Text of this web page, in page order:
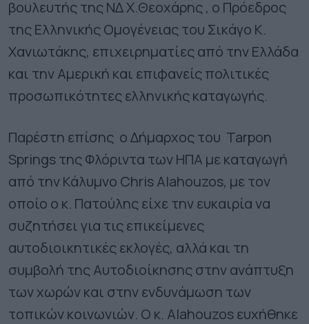
βουλευτής της ΝΔ Χ.Θεοχάρης , o Πρόεδρος
της Ελληνικής Ομογένειας του Σικάγο Κ.
Χανιωτάκης, επιχειρηματίες από την Ελλάδα
και την Αμερική και επιφανείς πολιτικές
προσωπικότητες ελληνικής καταγωγής.
Παρέστη επίσης ο Δήμαρχος του Tarpon
Springs της Φλόριντα των ΗΠΑ με καταγωγή
από την Κάλυμνο Chris Alahouzos, με τον
οποίο ο κ. Πατούλης είχε την ευκαιρία να
συζητήσει για τις επικείμενες
αυτοδιοικητικές εκλογές, αλλά και τη
συμβολή της Αυτοδιοίκησης στην ανάπτυξη
των χωρών και στην ενδυνάμωση των
τοπικών κοινωνιών. Ο κ. Alahouzos ευχήθηκε